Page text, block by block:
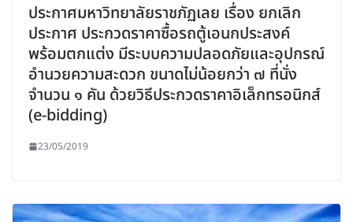
ประกาศมหาวิทยาลัยราชภัฏเลย เรื่อง ยกเลิก
ประกาศ ประกวดราคาซื้อรถตู้เอนกประสงค์
พร้อมตกแต่ง มีระบบความปลอดภัยและอุปกรณ์
อำนวยความสะดวก ขนาดไม่น้อยกว่า ๗ ที่นั่ง
จำนวน ๑ คัน ด้วยวิธีประกวดราคาอิเล็กทรอนิกส์
(e-bidding)
23/05/2019